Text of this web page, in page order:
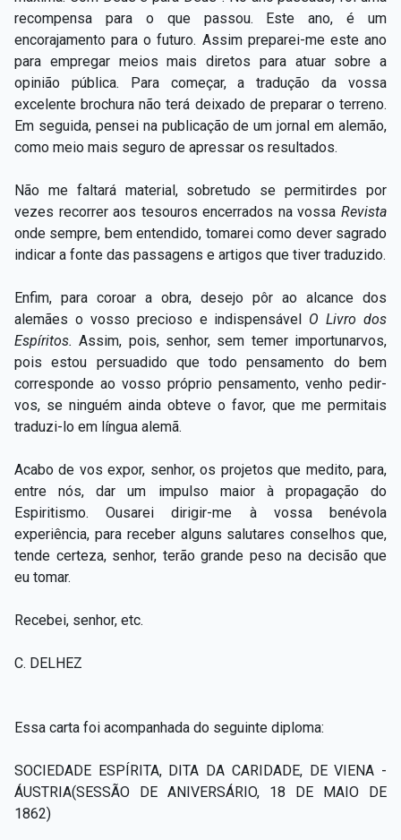
recompensa para o que passou. Este ano, é um
encorajamento para o futuro. Assim preparei-me este ano
para empregar meios mais diretos para atuar sobre a
opinião pública. Para começar, a tradução da vossa
excelente brochura não terá deixado de preparar o terreno.
Em seguida, pensei na publicação de um jornal em alemão,
como meio mais seguro de apressar os resultados.
Não me faltará material, sobretudo se permitirdes por
vezes recorrer aos tesouros encerrados na vossa Revista
onde sempre, bem entendido, tomarei como dever sagrado
indicar a fonte das passagens e artigos que tiver traduzido.
Enfim, para coroar a obra, desejo pôr ao alcance dos
alemães o vosso precioso e indispensável O Livro dos
Espíritos. Assim, pois, senhor, sem temer importunarvos,
pois estou persuadido que todo pensamento do bem
corresponde ao vosso próprio pensamento, venho pedir-
vos, se ninguém ainda obteve o favor, que me permitais
traduzi-lo em língua alemã.
Acabo de vos expor, senhor, os projetos que medito, para,
entre nós, dar um impulso maior à propagação do
Espiritismo. Ousarei dirigir-me à vossa benévola
experiência, para receber alguns salutares conselhos que,
tende certeza, senhor, terão grande peso na decisão que
eu tomar.
Recebei, senhor, etc.
C. DELHEZ
Essa carta foi acompanhada do seguinte diploma:
SOCIEDADE ESPÍRITA, DITA DA CARIDADE, DE VIENA -
ÁUSTRIA(SESSÃO DE ANIVERSÁRIO, 18 DE MAIO DE
1862)